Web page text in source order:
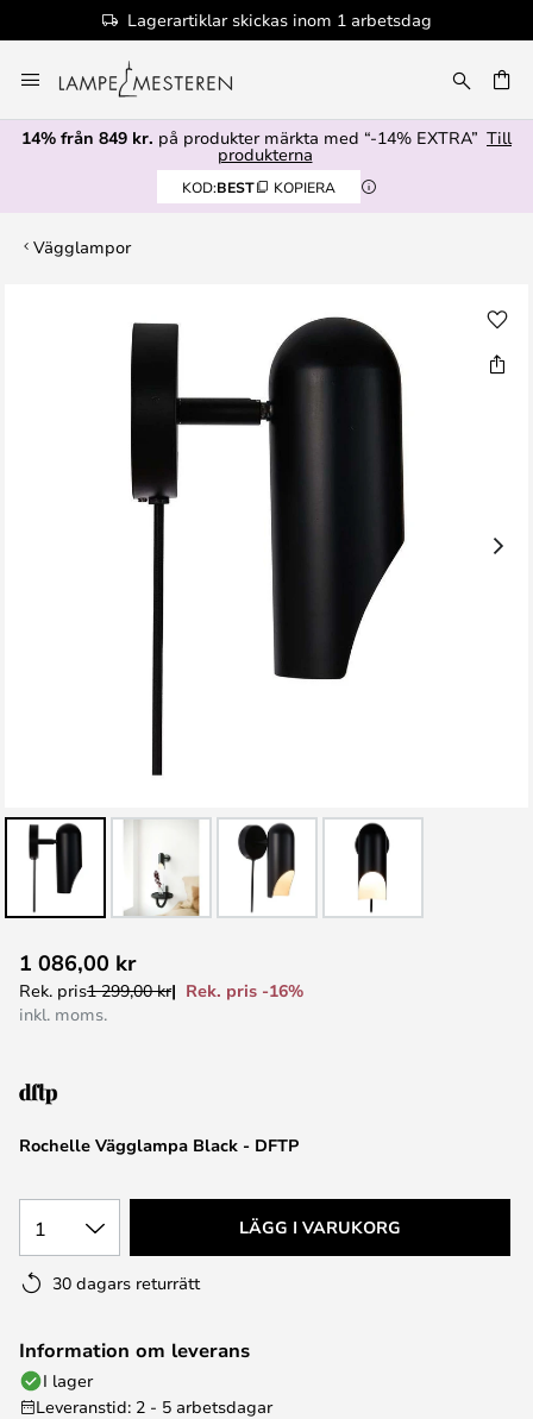
Lagerartiklar skickas inom 1 arbetsdag
till
innehållet
14% från 849 kr. på produkter märkta med “-14% EXTRA” Till
produkterna
KOD:BEST KOPIERA
Vägglampor
till
början
Rochelle Vägglampa Black - DFTP
1 086,00 kr
Rek. pris1 299,00 kr
Rek. pris -16%
inkl. moms.
1 LÄGG I VARUKORG
30 dagars returrätt
Information om leverans
I lager
Leveranstid: 2 - 5 arbetsdagar